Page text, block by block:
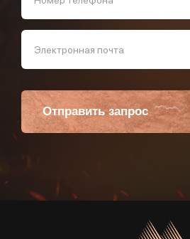
Электронная почта
Отправить запрос
Пользуясь данной формой вы